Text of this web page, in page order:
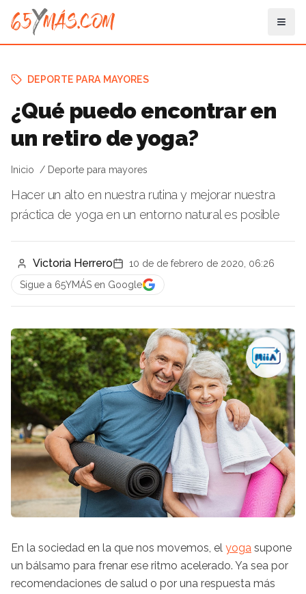
DEPORTE PARA MAYORES
¿Qué puedo encontrar en
un retiro de yoga?
Inicio Deporte para mayores
Hacer un alto en nuestra rutina y mejorar nuestra
práctica de yoga en un entorno natural es posible
Victoria Herrero
10 de de febrero de 2020, 06:26
Sigue a 65YMÁS en Google
En la sociedad en la que nos movemos, el yoga supone
un bálsamo para frenar ese ritmo acelerado. Ya sea por
recomendaciones de salud o por una respuesta más